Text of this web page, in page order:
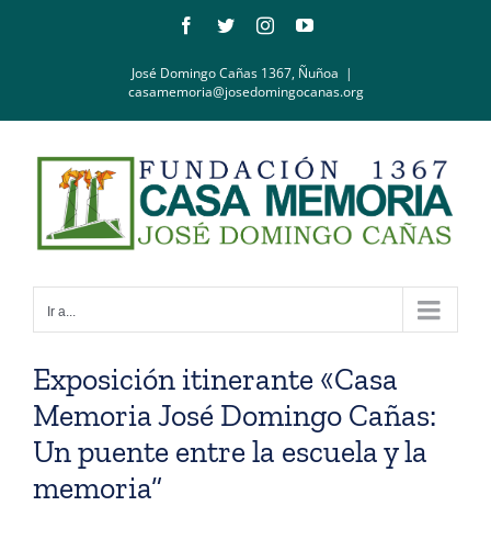
Facebook
TwitterInstagramYouTube
José Domingo Cañas 1367, Ñuñoa |
casamemoria@josedomingocanas.org
Ir a...
Exposición itinerante «Casa
Memoria José Domingo Cañas:
Un puente entre la escuela y la
memoria”